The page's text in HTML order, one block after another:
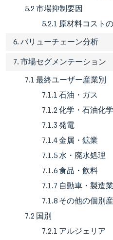
5.2 市場抑制要因
5.2.1 原材料コスト
6. バリューチェーン分析
7. 市場セグメンテーション
7.1 最終ユーザー産業別
7.1.1 石油・ガス
7.1.2 化学・石油化学
7.1.3 発電
7.1.4 金属・鉱業
7.1.5 水・廃水処理
7.1.6 食品・飲料
7.1.7 自動車・製造業
7.1.8 その他の個別
7.2 国別
7.2.1 アルジェリア